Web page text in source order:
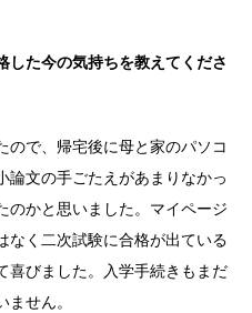
した今の気持ちを教えてくださ
ので、帰宅後に母と家のパソコ
論文の手ごたえがあまりなかっ
のかと思いました。マイページ
なく二次試験に合格が出ている
喜びました。入学手続きもまだ
せん。